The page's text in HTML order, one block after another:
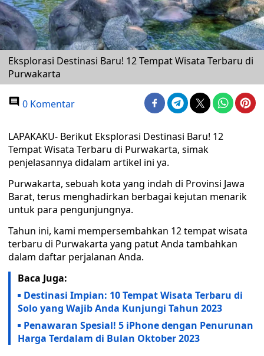
Eksplorasi Destinasi Baru! 12 Tempat Wisata Terbaru di
Purwakarta
0 Komentar
LAPAKAKU- Berikut Eksplorasi Destinasi Baru! 12
Tempat Wisata Terbaru di Purwakarta, simak
penjelasannya didalam artikel ini ya.
Purwakarta, sebuah kota yang indah di Provinsi Jawa
Barat, terus menghadirkan berbagai kejutan menarik
untuk para pengunjungnya.
Tahun ini, kami mempersembahkan 12 tempat wisata
terbaru di Purwakarta yang patut Anda tambahkan
dalam daftar perjalanan Anda.
Baca Juga:
Destinasi Impian: 10 Tempat Wisata Terbaru di
Solo yang Wajib Anda Kunjungi Tahun 2023
Penawaran Spesial! 5 iPhone dengan Penurunan
Harga Terdalam di Bulan Oktober 2023